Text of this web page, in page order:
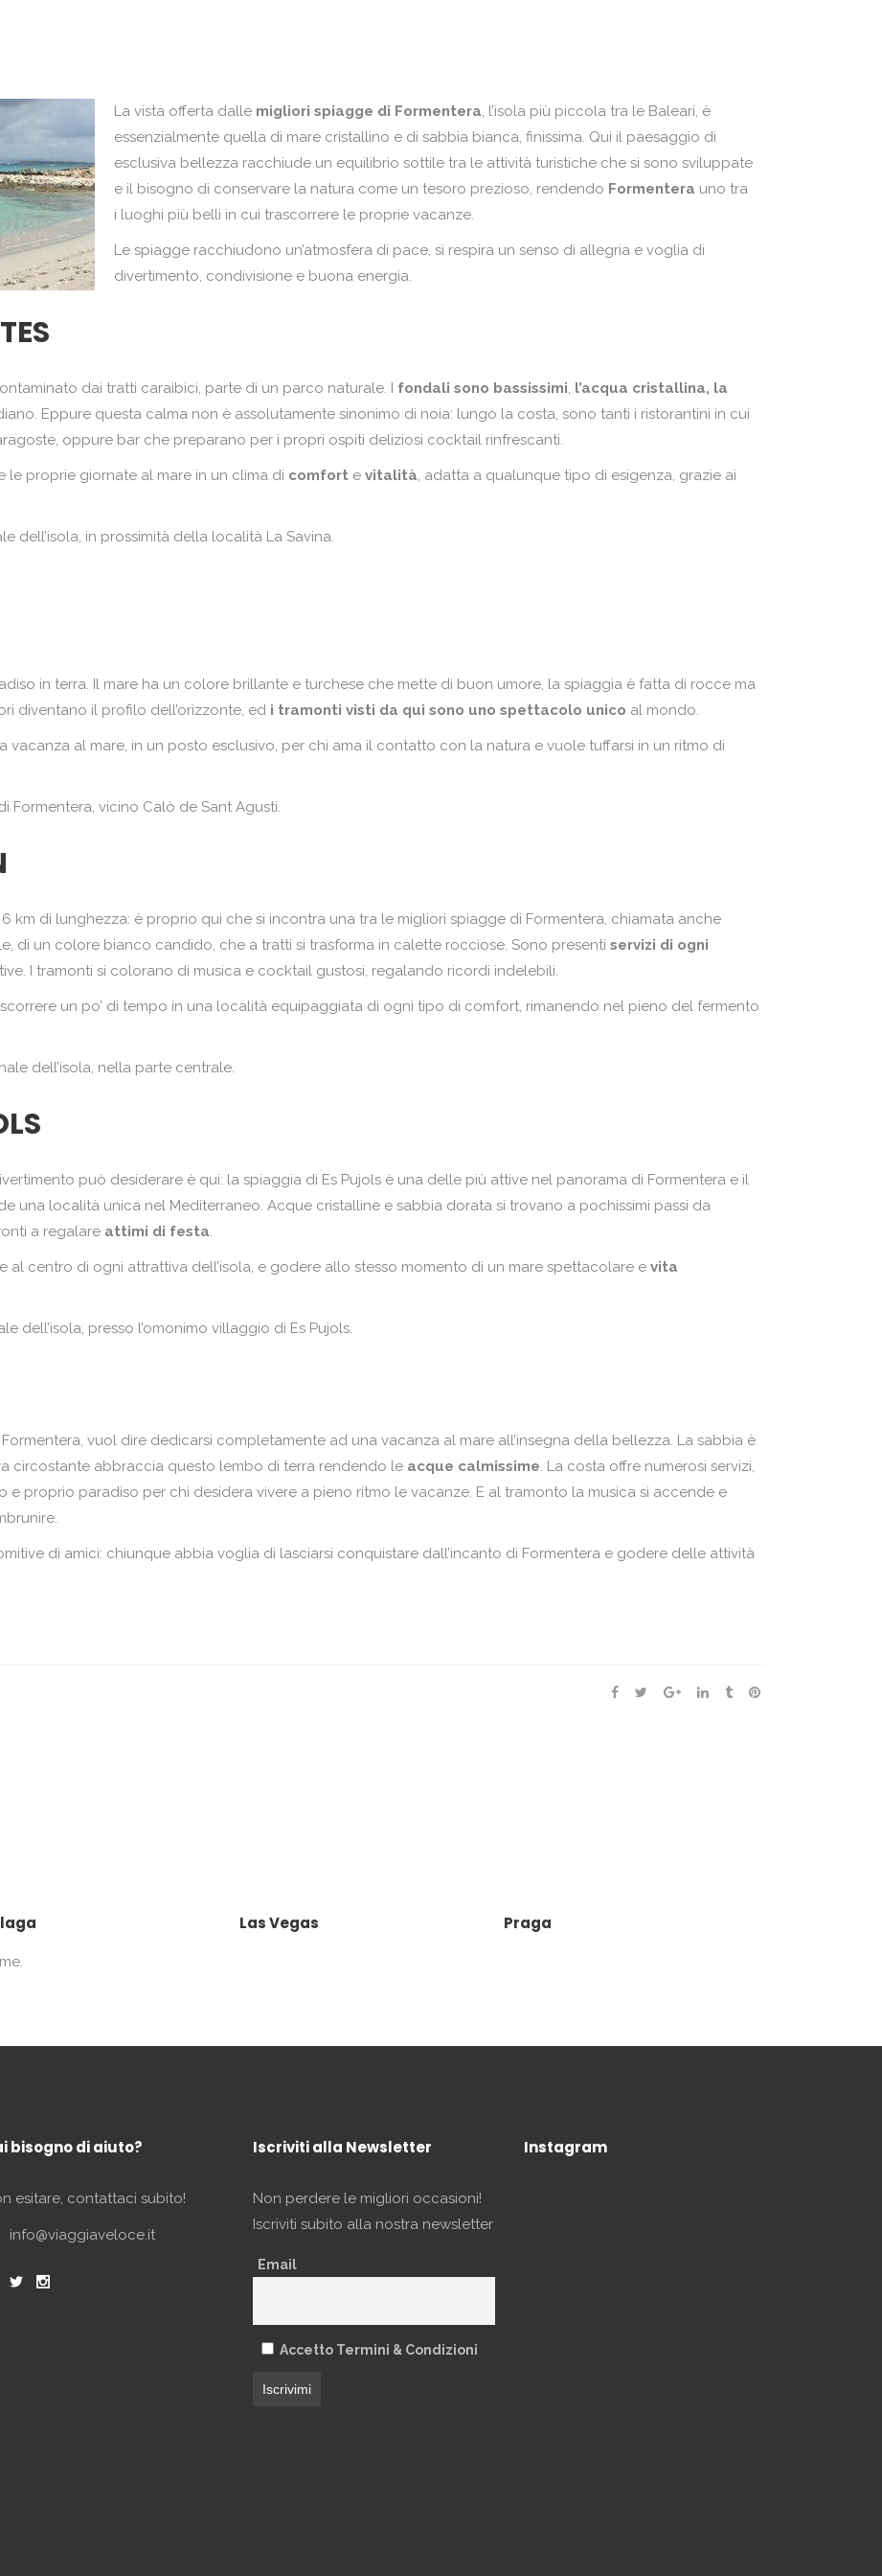
Polonia
Portogallo
Turchia
Romania
Scozia
Spagna
Turchia
La vista offerta dalle migliori spiagge di Formentera, l’isola più piccola tra le Baleari, è
essenzialmente quella di mare cristallino e di sabbia bianca, finissima. Qui il paesaggio di
esclusiva bellezza racchiude un equilibrio sottile tra le attività turistiche che si sono sviluppate
e il bisogno di conservare la natura come un tesoro prezioso, rendendo Formentera uno tra
i luoghi più belli in cui trascorrere le proprie vacanze.
Le spiagge racchiudono un’atmosfera di pace, si respira un senso di allegria e voglia di
divertimento, condivisione e buona energia.
dai tratti caraibici, parte di un parco naturale. I fondali sono bassissimi, l’acqua cristallina, la
Eppure questa calma non è assolutamente sinonimo di noia: lungo la costa, sono tanti i ristorantini in cui
oppure bar che preparano per i propri ospiti deliziosi cocktail rinfrescanti.
le proprie giornate al mare in un clima di comfort e vitalità, adatta a qualunque tipo di esigenza, grazie ai
dell’isola, in prossimità della località La Savina.
in terra. Il mare ha un colore brillante e turchese che mette di buon umore, la spiaggia è fatta di rocce ma
diventano il profilo dell’orizzonte, ed i tramonti visti da qui sono uno spettacolo unico al mondo.
vacanza al mare, in un posto esclusivo, per chi ama il contatto con la natura e vuole tuffarsi in un ritmo di
Formentera, vicino Calò de Sant Agusti.
km di lunghezza: è proprio qui che si incontra una tra le migliori spiagge di Formentera, chiamata anche
di un colore bianco candido, che a tratti si trasforma in calette rocciose. Sono presenti servizi di ogni
I tramonti si colorano di musica e cocktail gustosi, regalando ricordi indelebili.
un po’ di tempo in una località equipaggiata di ogni tipo di comfort, rimanendo nel pieno del fermento
dell’isola, nella parte centrale.
può desiderare è qui: la spiaggia di Es Pujols è una delle più attive nel panorama di Formentera e il
una località unica nel Mediterraneo. Acque cristalline e sabbia dorata si trovano a pochissimi passi da
a regalare attimi di festa.
al centro di ogni attrattiva dell’isola, e godere allo stesso momento di un mare spettacolare e vita
dell’isola, presso l’omonimo villaggio di Es Pujols.
vuol dire dedicarsi completamente ad una vacanza al mare all’insegna della bellezza. La sabbia è
circostante abbraccia questo lembo di terra rendendo le acque calmissime. La costa offre numerosi servizi,
e proprio paradiso per chi desidera vivere a pieno ritmo le vacanze. E al tramonto la musica si accende e
di amici: chiunque abbia voglia di lasciarsi conquistare dall’incanto di Formentera e godere delle attività
Las Vegas Praga
bisogno di aiuto?
esitare, contattaci subito!
info@viaggiaveloce.it
Iscriviti alla Newsletter
Non perdere le migliori occasioni!
Iscriviti subito alla nostra newsletter
Email
Accetto Termini & Condizioni
Instagram